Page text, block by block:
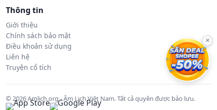
Thông tin
Giới thiệu
Chính sách bảo mật
Điều khoản sử dụng
Liên hệ
Truyện cổ tích
© 2026 Amlich.org - Âm Lịch Việt Nam. Tất cả quyền được bảo lưu.
×